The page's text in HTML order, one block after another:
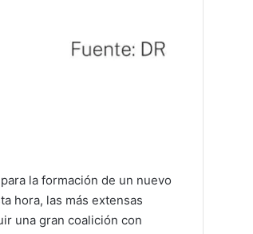
la formación de un nuevo
hora, las más extensas
una gran coalición con